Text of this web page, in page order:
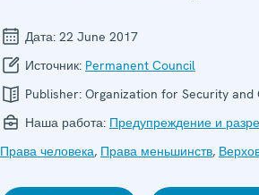
Дата: 22 June 2017
Источник: Permanent Council
Publisher: Organization for Security and
Наша работа: Предупреждение и
Права человека, Права меньшинств,